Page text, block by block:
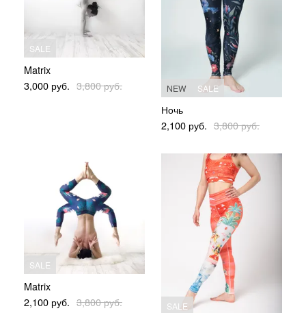
SALE
Matrix
3,000 руб. 3,800руб. NEW SALE
Ночь
2,100 руб. 3,800руб.
SALE
Matrix
2,100 руб. 3,800руб. SALE